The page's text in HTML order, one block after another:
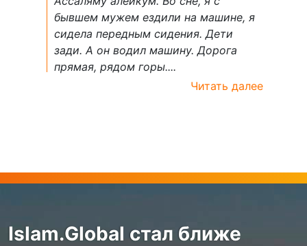
бывшем мужем ездили на машине, я
сидела передным сидения. Дети
зади. А он водил машину. Дорога
прямая, рядом горы....
Читать далее
Islam.Global стал ближе